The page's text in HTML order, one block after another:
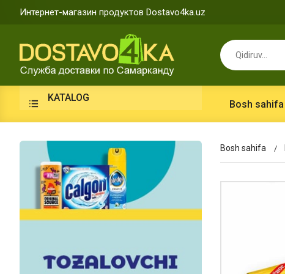
Интернет-магазин продуктов Dostavo4ka.uz
KATALOG
Bosh sahifa
Bosh sahifa